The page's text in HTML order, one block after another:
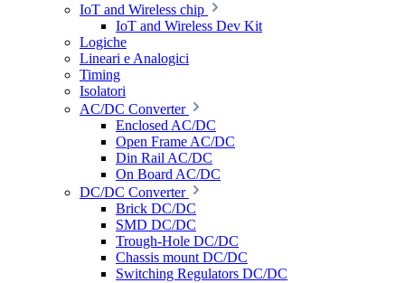
IoT and Wireless chip
IoT and Wireless Dev Kit
Logiche
Lineari e Analogici
Timing
Isolatori
AC/DC Converter
Enclosed AC/DC
Open Frame AC/DC
Din Rail AC/DC
On Board AC/DC
DC/DC Converter
Brick DC/DC
SMD DC/DC
Trough-Hole DC/DC
Chassis mount DC/DC
Switching Regulators DC/DC